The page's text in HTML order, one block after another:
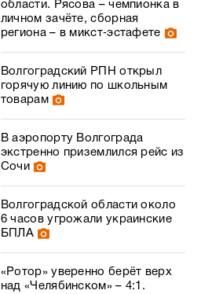
области. Рясова – чемпионка в
личном зачёте, сборная
региона – в микст‑эстафете
Волгоградский РПН открыл
горячую линию по школьным
товарам
В аэропорту Волгограда
экстренно приземлился рейс из
Сочи
Волгоградской области около
6 часов угрожали украинские
БПЛА
«Ротор» уверенно берёт верх
над «Челябинском» – 4:1.